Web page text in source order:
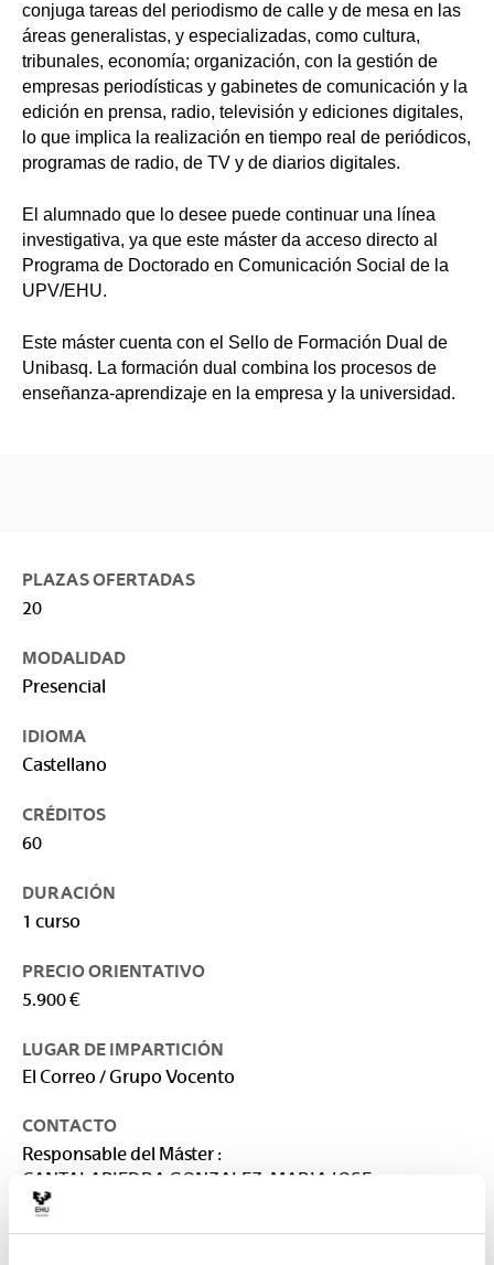
conjuga tareas del periodismo de calle y de mesa en las
áreas generalistas, y especializadas, como cultura,
tribunales, economía; organización, con la gestión de
empresas periodísticas y gabinetes de comunicación y la
edición en prensa, radio, televisión y ediciones digitales,
lo que implica la realización en tiempo real de periódicos,
programas de radio, de TV y de diarios digitales.
El alumnado que lo desee puede continuar una línea
investigativa, ya que este máster da acceso directo al
Programa de Doctorado en Comunicación Social de la
UPV/EHU.
Este máster cuenta con el Sello de Formación Dual de
Unibasq. La formación dual combina los procesos de
enseñanza-aprendizaje en la empresa y la universidad.
PLAZAS OFERTADAS
20
MODALIDAD
Presencial
IDIOMA
Castellano
CRÉDITOS
60
DURACIÓN
1 curso
PRECIO ORIENTATIVO
5.900 €
LUGAR DE IMPARTICIÓN
El Correo / Grupo Vocento
CONTACTO
Responsable del Máster :
CANTALAPIEDRA GONZALEZ, MARIA JOSE
mariajose.cantalapiedra@ehu.eus